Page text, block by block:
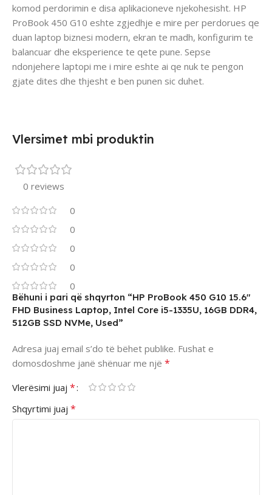
komod perdorimin e disa aplikacioneve njekohesisht. HP
ProBook 450 G10 eshte zgjedhje e mire per perdorues qe
duan laptop biznesi modern, ekran te madh, konfigurim te
balancuar dhe eksperience te qete pune. Sepse
ndonjehere laptopi me i mire eshte ai qe nuk te pengon
gjate dites dhe thjesht e ben punen sic duhet.
Vlersimet mbi produktin
0 reviews
0
0
0
0
0
Bëhuni i pari që shqyrton “HP ProBook 450 G10 15.6″
FHD Business Laptop, Intel Core i5-1335U, 16GB DDR4,
512GB SSD NVMe, Used”
Adresa juaj email s’do të bëhet publike. Fushat e
domosdoshme janë shënuar me një *
Vlerësimi juaj *
Shqyrtimi juaj *